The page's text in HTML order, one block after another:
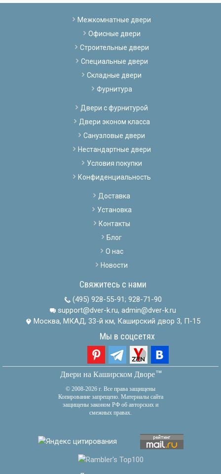
Межкомнатные двери
Офисные двери
Строительные двери
Специальные двери
Складные двери
Фурнитура
Двери с фурнитурой
Двери эконом класса
Санузловые двери
Нестандартные двери
Условия покупки
Конфиденциальность
Доставка
Установка
Контакты
Блог
О нас
Новости
Свяжитесь с нами
(495) 928-55-91; 928-71-90
support@dver-k.ru, admin@dver-k.ru
Москва, МКАД, 33-й км, Каширский двор 3, П-15
Мы в соцсетях
Двери на Каширском Дворетм
© 2008-2026 г. Все права защищены
Копирование запрещено. Материалы сайта
защищены законом РФ об авторских и
смежных правах.